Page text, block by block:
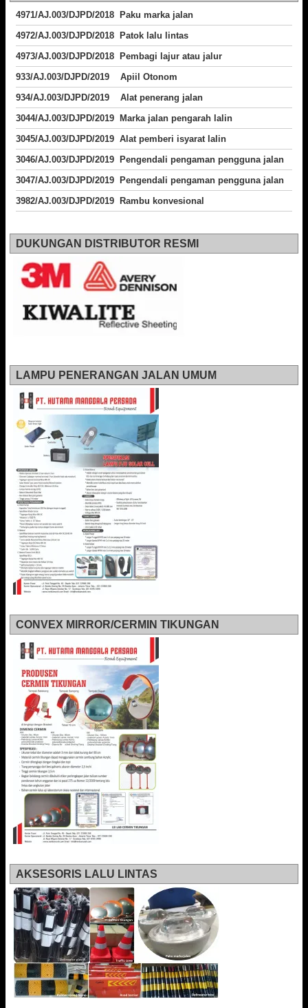
4971/AJ.003/DJPD/2018 Paku marka jalan
4972/AJ.003/DJPD/2018 Patok lalu lintas
4973/AJ.003/DJPD/2018
Pembagi lajur atau jalur
933/AJ.003/DJPD/2019 Apiil Otonom
934/AJ.003/DJPD/2019 Alat penerang jalan
3044/AJ.003/DJPD/2019 Marka jalan pengarah lalin
3045/AJ.003/DJPD/2019 Alat pemberi isyarat lalin
3046/AJ.003/DJPD/2019 Pengendali pengaman pengguna jalan
3047/AJ.003/DJPD/2019 Pengendali pengaman pengguna jalan
3982/AJ.003/DJPD/2019 Rambu konvesional
DUKUNGAN DISTRIBUTOR RESMI
LAMPU PENERANGAN JALAN UMUM
CONVEX MIRROR/CERMIN TIKUNGAN
AKSESORIS LALU LINTAS